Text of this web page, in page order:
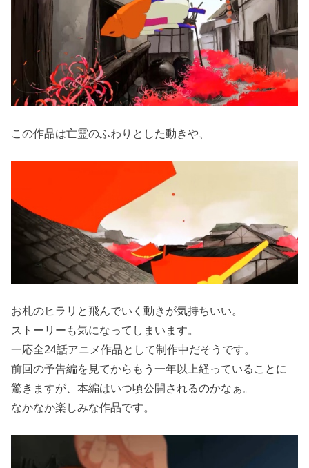
この作品は亡霊のふわりとした動きや、
お札のヒラリと飛んでいく動きが気持ちいい。
ストーリーも気になってしまいます。
一応全24話アニメ作品として制作中だそうです。
前回の予告編を見てからもう一年以上経っていることに
驚きますが、本編はいつ頃公開されるのかなぁ。
なかなか楽しみな作品です。